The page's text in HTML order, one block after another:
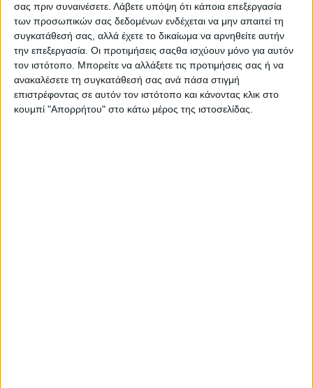
σας πριν συναινέσετε. Λάβετε υπόψη ότι κάποια επεξεργασία
των προσωπικών σας δεδομένων ενδέχεται να μην απαιτεί τη
συγκατάθεσή σας, αλλά έχετε το δικαίωμα να αρνηθείτε αυτήν
την επεξεργασία. Οι προτιμήσεις σαςθα ισχύουν μόνο για αυτόν
τον ιστότοπο. Μπορείτε να αλλάξετε τις προτιμήσεις σας ή να
ανακαλέσετε τη συγκατάθεσή σας ανά πάσα στιγμή
επιστρέφοντας σε αυτόν τον ιστότοπο και κάνοντας κλικ στο
κουμπί "Απορρήτου" στο κάτω μέρος της ιστοσελίδας.
ΕΠΙΚΑΙΡΟΤΗΤΑ
-4- συλλήψεις για κατοχή
ναρκωτικών ουσιών σε Λευκάδα και
Κέρκυρα
admin 8 Αυγούστου, 2026
ΠΟΛΙΤΙΚΗ
Σάκης Αρναούτογλου: Όταν η
Μεσόγειος φτάνει τους 33 βαθμούς,